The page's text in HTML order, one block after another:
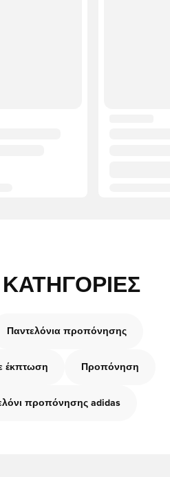
Παντελόνια προπόνησης
έκπτωση Προπόνηση
προπόνησης adidas